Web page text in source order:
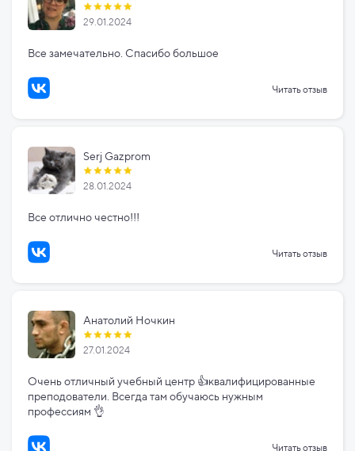
29.01.2024
Все замечательно. Спасибо большое
Читать отзыв
Serj Gazprom
28.01.2024
Все отлично честно!!!
Читать отзыв
Анатолий Ночкин
27.01.2024
Очень отличный учебный центр 👍квалифицированные
преподователи. Всегда там обучаюсь нужным
профессиям 👌
Читать отзыв